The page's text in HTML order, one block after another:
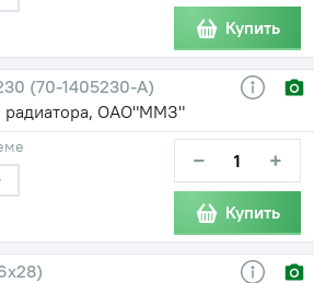
Купить
(70-1405230-А)
радиатора, ОАО"ММЗ"
− +
Купить